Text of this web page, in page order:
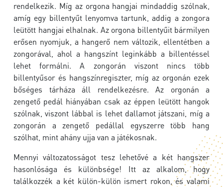
rendelkezik. Míg az orgona hangjai mindaddig szólnak,
amíg egy billentyűt lenyomva tartunk, addig a zongora
leütött hangjai elhalnak. Az orgona billentyűit bármilyen
erősen nyomjuk, a hangerő nem változik, ellentétben a
zongorával, ahol a hangszínt leginkább a billentéssel
lehet formálni. A zongorán viszont nincs több
billentyűsor és hangszínregiszter, míg az orgonán ezek
bőséges tárháza áll rendelkezésre. Az orgonán a
zengető pedál hiányában csak az éppen leütött hangok
szólnak, viszont lábbal is lehet dallamot játszani, míg a
zongorán a zengető pedállal egyszerre több hang
szólhat, mint ahány ujja van a játékosnak.
Mennyi változatosságot tesz lehetővé a két hangszer
hasonlósága és különbsége! Itt az alkalom, hogy
találkozzék a két külön-külön ismert rokon, és valami